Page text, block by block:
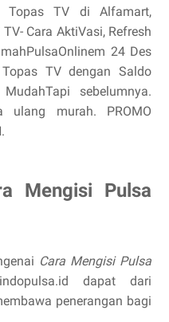
Topas TV di Alfamart,
Cara AktiVasi, Refresh
24 Des
TV dengan Saldo
sebelumnya.
ulang murah. PROMO
Mengisi Pulsa
Cara Mengisi Pulsa
dapat dari
penerangan bagi